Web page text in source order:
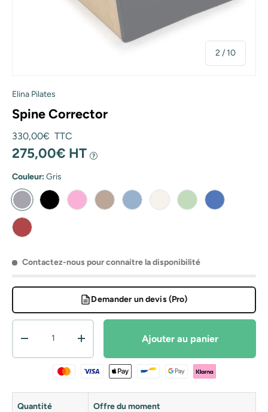
2 / de
10
Elina Pilates
Spine Corrector
Prix habituel
330,00€ TTC
275,00€ HT ?
Couleur:Gris
Gris Noir Rose Moka Océan Ivoire Vert Bleu
Rouge
Contactez-nous pour connaitre la disponibilité
Demander un devis (Pro)
Diminuer la quantitéAugmenter la quantitéAjouter au panier
Quantité Offre du moment